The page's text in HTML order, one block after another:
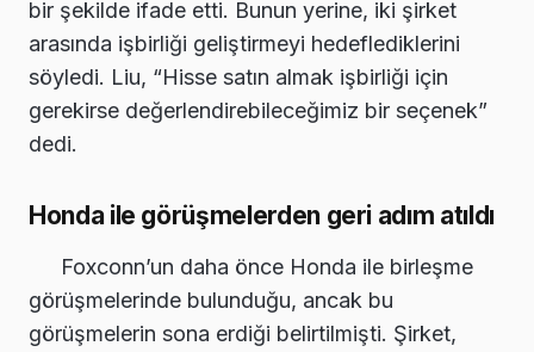
bir şekilde ifade etti. Bunun yerine, iki şirket
arasında işbirliği geliştirmeyi hedeflediklerini
söyledi. Liu, “Hisse satın almak işbirliği için
gerekirse değerlendirebileceğimiz bir seçenek”
dedi.
Honda ile görüşmelerden geri adım atıldı
Foxconn’un daha önce Honda ile birleşme
görüşmelerinde bulunduğu, ancak bu
görüşmelerin sona erdiği belirtilmişti. Şirket,